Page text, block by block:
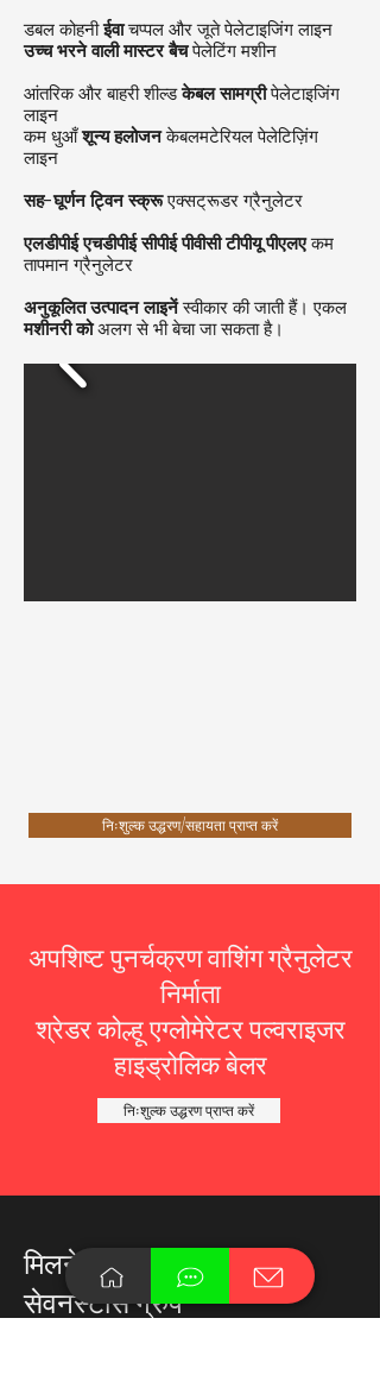
डबल कोहनीईवाचप्पल और जूते पेलेटाइजिंग लाइन
उच्च भरने वाली मास्टर बैचपेलेटिंग मशीन
आंतरिक और बाहरी शील्डकेबल सामग्रीपेलेटाइजिंग
लाइन
कम धुआँशून्य हलोजनकेबलमटेरियल पेलेटिज़िंग
लाइन
सह-घूर्णन ट्विन स्क्रूएक्सट्रूडर ग्रैनुलेटर
एलडीपीई एचडीपीई सीपीई पीवीसी टीपीयू पीएलएकम
तापमान ग्रैनुलेटर
अनुकूलित उत्पादन लाइनेंस्वीकार की जाती हैं। एकल
मशीनरी कोअलग से भी बेचा जा सकता है।
निःशुल्क उद्धरण/सहायता प्राप्त करें
अपशिष्ट पुनर्चक्रण वाशिंग ग्रैनुलेटर
निर्माता
श्रेडर कोल्हू एग्लोमेरेटर पल्वराइजर
हाइड्रोलिक बेलर
निःशुल्क उद्धरण प्राप्त करें
मिलने जाना
सेवनस्टार्स ग्रुप